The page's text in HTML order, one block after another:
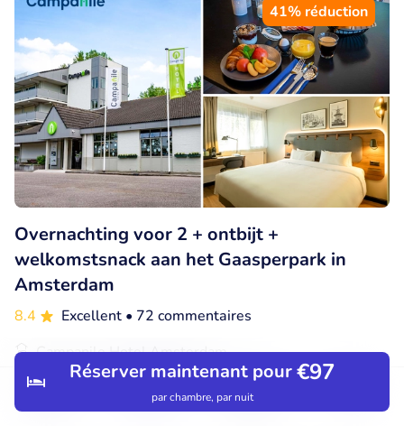
Rechercher Réservations
Réserver maintenant pour€97
par chambre, par nuit
41% réduction
Overnachting voor 2 + ontbijt +
welkomstsnack aan het Gaasperpark in
Amsterdam
8.4 Excellent • 72 commentaires
Campanile Hotel Amsterdam
Amsterdam (11km)
Vendu : 40
€201 €119